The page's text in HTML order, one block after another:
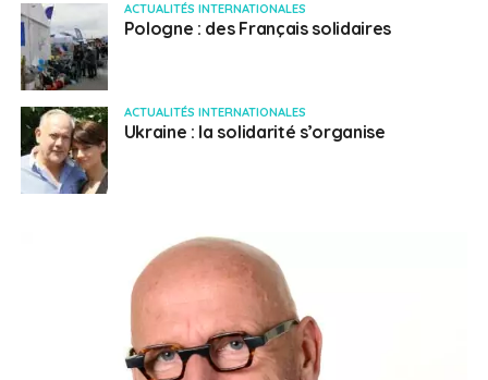
ACTUALITÉS INTERNATIONALES
Pologne : des Français solidaires
ACTUALITÉS INTERNATIONALES
Ukraine : la solidarité s’organise